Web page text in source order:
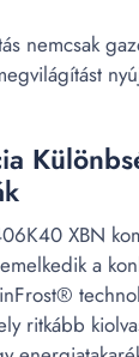
nemcsak
XBN
a
ritkább